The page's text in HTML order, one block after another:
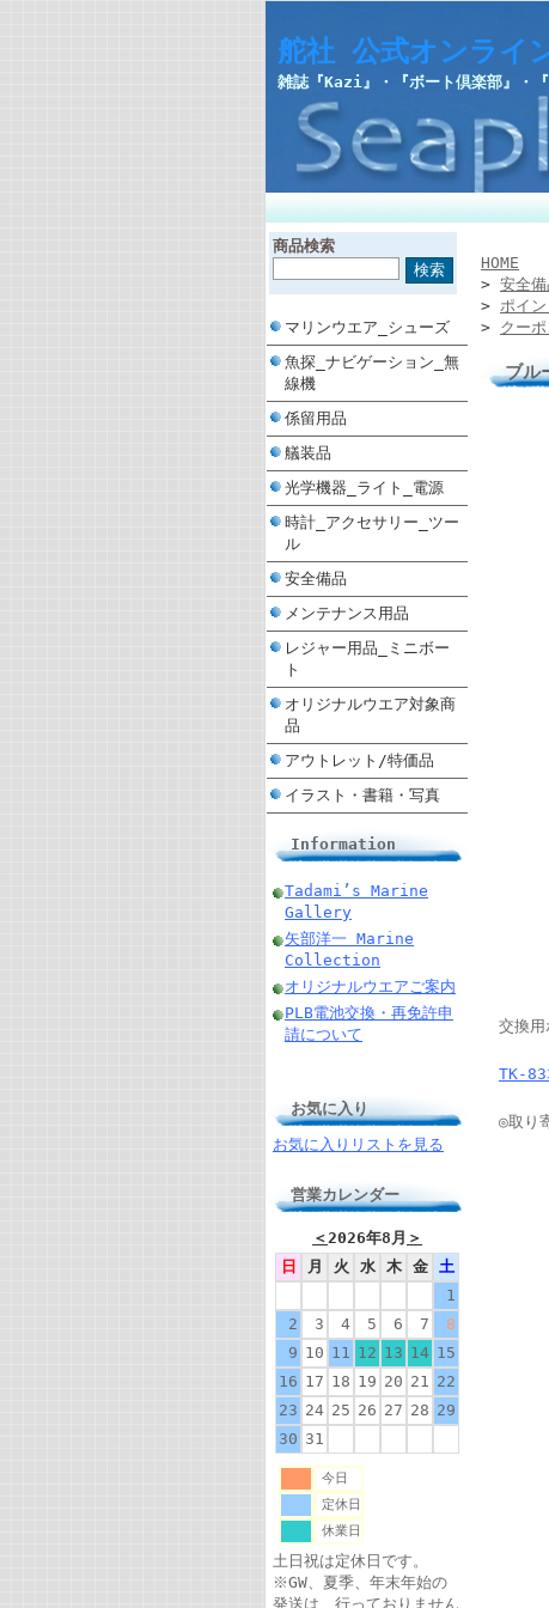
舵社 公式オンライ
雑誌『Kazi』・『ボート倶楽部』・
商品検索
マリンウエア_シューズ
魚探_ナビゲーション_無
線機
係留用品
艤装品
光学機器_ライト_電源
時計_アクセサリー_ツー
ル
安全備品
メンテナンス用品
レジャー用品_ミニボー
ト
オリジナルウエア対象商
品
アウトレット/特価品
イラスト・書籍・写真
Information
Tadami’s Marine
Gallery
矢部洋一 Marine
Collection
オリジナルウエアご案内
PLB電池交換・再免許申
請について
お気に入り
お気に入りリストを見る
営業カレンダー
＜2026年8月 ＞
日
月 火 水 木 金
土
1
2
3 4 5 6 7
8
9 10 11 12 13 14 15
16 17 18 19 20 21 22
23 24 25 26 27 28 29
30 31
今日
定休日
休業日
土日祝は定休日です。
※GW、夏季、年末年始の
発送は、行っておりません
HOME
> 安全備
> ポイ
> クー
ブル
交換用
TK-
◎取り